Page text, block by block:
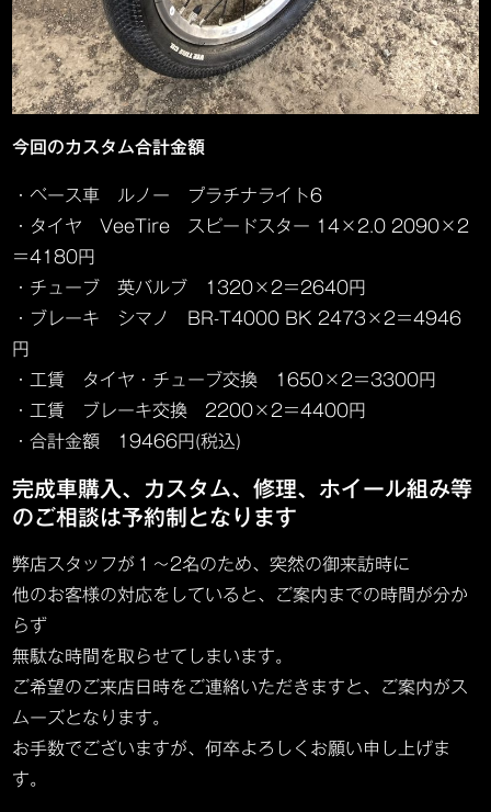
今回のカスタム合計金額
・ベース車 ルノー プラチナライト6
・タイヤ VeeTire スピードスター 14×2.0 2090×2
＝4180円
・チューブ 英バルブ 1320×2＝2640円
・ブレーキ シマノ BR-T4000 BK 2473×2＝4946
円
・工賃 タイヤ・チューブ交換 1650×2＝3300円
・工賃 ブレーキ交換 2200×2＝4400円
・合計金額 19466円(税込)
完成車購入、カスタム、修理、ホイール組み等
のご相談は予約制となります
弊店スタッフが１～2名のため、突然の御来訪時に
他のお客様の対応をしていると、ご案内までの時間が分か
らず
無駄な時間を取らせてしまいます。
ご希望のご来店日時をご連絡いただきますと、ご案内がス
ムーズとなります。
お手数でございますが、何卒よろしくお願い申し上げま
す。